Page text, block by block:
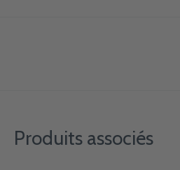
Produits associés